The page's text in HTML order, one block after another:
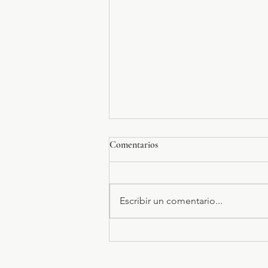
Comentarios
Escribir un comentario...